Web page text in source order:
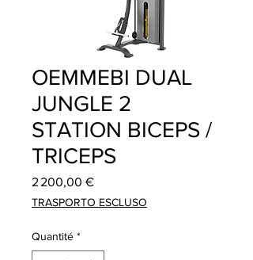
OEMMEBI DUAL
JUNGLE 2
STATION BICEPS /
TRICEPS
2 200,00 €Prix
TRASPORTO ESCLUSO
Quantité *